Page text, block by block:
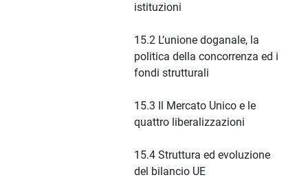
istituzioni
15.2 L’unione doganale, la
politica della concorrenza ed i
fondi strutturali
15.3 Il Mercato Unico e le
quattro liberalizzazioni
15.4 Struttura ed evoluzione
del bilancio UE